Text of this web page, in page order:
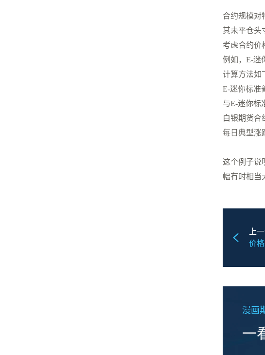
合约规模对
其未平仓头
考虑合约价
例如，E-迷
计算方法如
E-迷你标准
与E-迷你标
白银期货合
每日典型涨
这个例子说
幅有时相当
上
价
漫画
一